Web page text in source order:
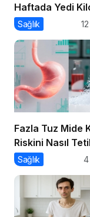
Haftada Yedi
Sağlık
Fazla Tuz Mide
Riskini Nasıl
Sağlık